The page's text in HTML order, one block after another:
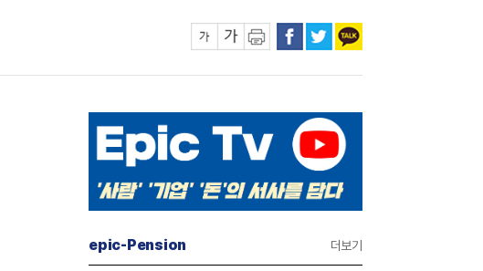
epic-Pension 더보기